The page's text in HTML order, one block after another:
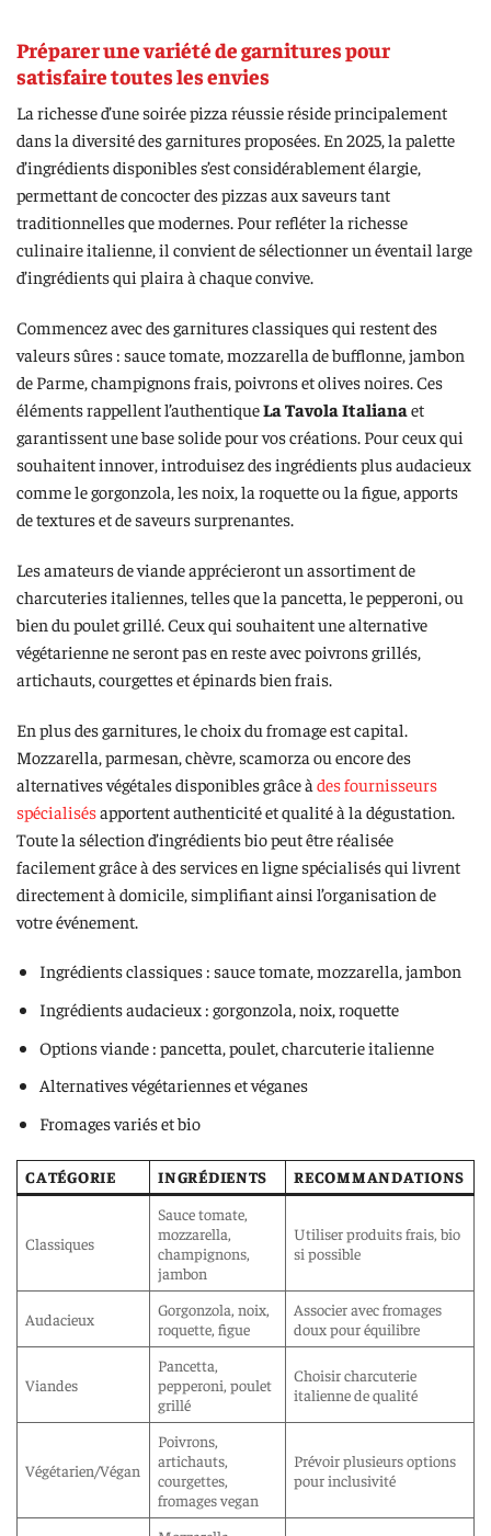
Préparer une variété de garnitures pour
satisfaire toutes les envies
La richesse d’une soirée pizza réussie réside principalement
dans la diversité des garnitures proposées. En 2025, la palette
d’ingrédients disponibles s’est considérablement élargie,
permettant de concocter des pizzas aux saveurs tant
traditionnelles que modernes. Pour refléter la richesse
culinaire italienne, il convient de sélectionner un éventail large
d’ingrédients qui plaira à chaque convive.
Commencez avec des garnitures classiques qui restent des
valeurs sûres : sauce tomate, mozzarella de bufflonne, jambon
de Parme, champignons frais, poivrons et olives noires. Ces
éléments rappellent l’authentiqueLa Tavola Italiana et
garantissent une base solide pour vos créations. Pour ceux qui
souhaitent innover, introduisez des ingrédients plus audacieux
comme le gorgonzola, les noix, la roquette ou la figue, apports
de textures et de saveurs surprenantes.
Les amateurs de viande apprécieront un assortiment de
charcuteries italiennes, telles que la pancetta, le pepperoni, ou
bien du poulet grillé. Ceux qui souhaitent une alternative
végétarienne ne seront pas en reste avec poivrons grillés,
artichauts, courgettes et épinards bien frais.
En plus des garnitures, le choix du fromage est capital.
Mozzarella, parmesan, chèvre, scamorza ou encore des
alternatives végétales disponibles grâce à des fournisseurs
spécialisésapportent authenticité et qualité à la dégustation.
Toute la sélection d’ingrédients bio peut être réalisée
facilement grâce à des services en ligne spécialisés qui livrent
directement à domicile, simplifiant ainsi l’organisation de
votre événement.
Ingrédients classiques : sauce tomate, mozzarella, jambon
Ingrédients audacieux : gorgonzola, noix, roquette
Options viande : pancetta, poulet, charcuterie italienne
Alternatives végétariennes et véganes
Fromages variés et bio
CATÉGORIE INGRÉDIENTS RECOMMANDATIONS
Classiques
Sauce tomate,
mozzarella,
champignons,
jambon
Utiliser produits frais, bio
si possible
Audacieux
Gorgonzola, noix,
roquette, figue
Associer avec fromages
doux pour équilibre
Viandes
Pancetta,
pepperoni, poulet
grillé
Choisir charcuterie
italienne de qualité
Végétarien/Végan
Poivrons,
artichauts,
courgettes,
fromages vegan
Prévoir plusieurs options
pour inclusivité